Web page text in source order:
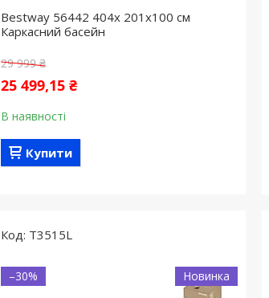
Bestway 56442 404х 201х100 см
Каркасний басейн
29 999 ₴
25 499,15 ₴
В наявності
Купити
T3515L
Новинка
–30%